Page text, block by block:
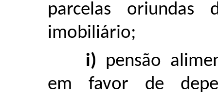
parcelas oriundas
imobiliário;
i) pensão
em favor de